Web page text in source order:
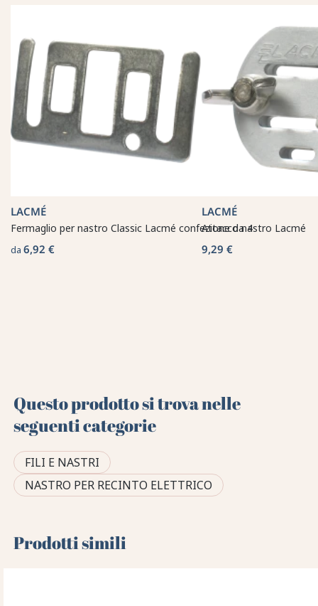
LACMÉ
Fermaglio per nastro Classic Lacmé confezione da 4
da 6,92 €
LACMÉ
Attacco nastro Lacmé
9,29 €
Questo prodotto si trova nelle
seguenti categorie
FILI E NASTRI
NASTRO PER RECINTO ELETTRICO
Prodotti simili